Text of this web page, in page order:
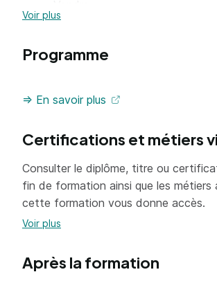
Élaborer et adapter en continu
Organiser l'espace commercial
commercial
Concevoir et mettre en place la
communication commerciale
Gérer les opérations courantes
Prévoir et budgétiser l'activité
Voir plus
Programme
=> En savoir plus
Certifications et métiers
Consulter le diplôme, titre ou
fin de formation ainsi que les métiers
cette formation vous donne accès.
Voir plus
Après la formation